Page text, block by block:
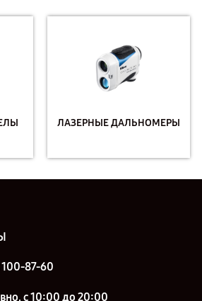
ЛАЗЕРНЫЕ ДАЛЬНОМЕРЫ
100-87-60
с 10:00 до 20:00